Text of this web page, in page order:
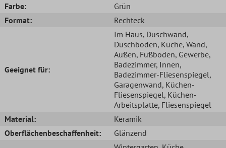
Farbe:
Grün
Format:
Rechteck
Geeignet für:
Im Haus, Duschwand,
Duschboden, Küche, Wand,
Außen, Fußboden, Gewerbe,
Badezimmer, Innen,
Badezimmer-Fliesenspiegel,
Garagenwand, Küchen-
Fliesenspiegel, Küchen-
Arbeitsplatte, Fliesenspiegel
Material:
Keramik
Oberflächenbeschaffenheit:
Glänzend